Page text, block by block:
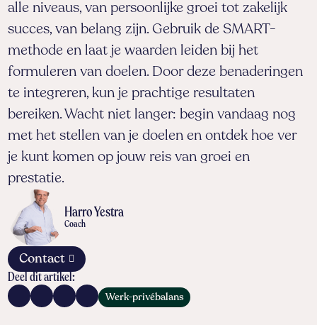
alle niveaus, van persoonlijke groei tot zakelijk
succes, van belang zijn. Gebruik de SMART-
methode en laat je waarden leiden bij het
formuleren van doelen. Door deze benaderingen
te integreren, kun je prachtige resultaten
bereiken. Wacht niet langer: begin vandaag nog
met het stellen van je doelen en ontdek hoe ver
je kunt komen op jouw reis van groei en
prestatie.
Harro Yestra
Coach
Contact
Deel dit artikel:
Werk-privébalans